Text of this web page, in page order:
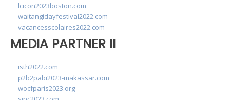
lcicon2023boston.com
waitangidayfestival2022.com
vacancesscolaires2022.com
MEDIA PARTNER II
isth2022.com
p2b2pabi2023-makassar.com
wocfparis2023.org